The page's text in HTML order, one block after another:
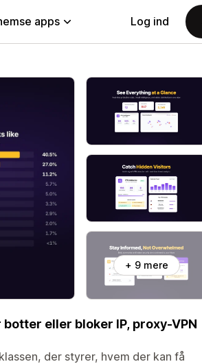
apps Log ind
+ 9 mere
eller bloker IP, proxy-VPN
der styrer, hvem der kan få